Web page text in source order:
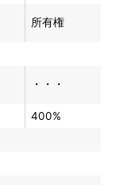
所有権
・・・
400%